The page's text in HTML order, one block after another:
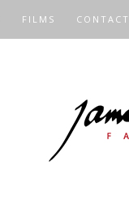
FILMS CONTACT